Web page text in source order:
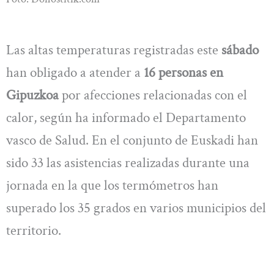
Las altas temperaturas registradas este sábado
han obligado a atender a 16 personas en
Gipuzkoapor afecciones relacionadas con el
calor, según ha informado el Departamento
vasco de Salud. En el conjunto de Euskadi han
sido 33 las asistencias realizadas durante una
jornada en la que los termómetros han
superado los 35 grados en varios municipios del
territorio.